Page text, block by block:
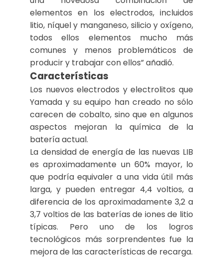
elementos en los electrodos, incluidos
litio, níquel y manganeso, silicio y oxígeno,
todos ellos elementos mucho más
comunes y menos problemáticos de
producir y trabajar con ellos” añadió.
Características
Los nuevos electrodos y electrolitos que
Yamada y su equipo han creado no sólo
carecen de cobalto, sino que en algunos
aspectos mejoran la química de la
batería actual.
La densidad de energía de las nuevas LIB
es aproximadamente un 60% mayor, lo
que podría equivaler a una vida útil más
larga, y pueden entregar 4,4 voltios, a
diferencia de los aproximadamente 3,2 a
3,7 voltios de las baterías de iones de litio
típicas. Pero uno de los logros
tecnológicos más sorprendentes fue la
mejora de las características de recarga.